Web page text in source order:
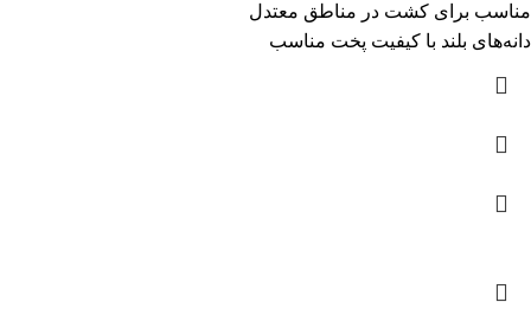
مناسب برای کشت در مناطق معتدل
دانه‌های بلند با کیفیت پخت مناسب